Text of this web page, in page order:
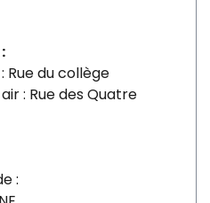
Rue du collège
: Rue des Quatre
: